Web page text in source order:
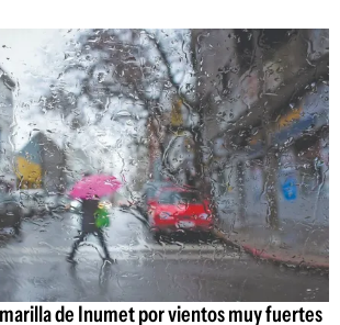
de Inumet por vientos muy fuertes